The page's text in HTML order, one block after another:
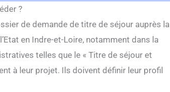
?
de demande de titre de séjour auprès la
en Indre-et-Loire, notamment dans la
telles que le « Titre de séjour et
à leur projet. Ils doivent définir leur profil